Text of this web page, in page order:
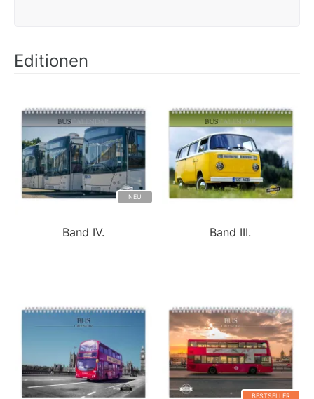
Editionen
NEU
Band IV. Band III.
BESTSELLER